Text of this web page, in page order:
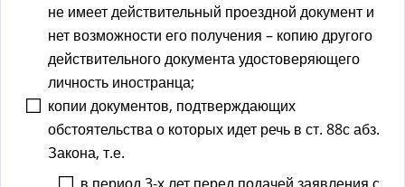
не имеет действительный проездной документ и
нет возможности его получения – копию другого
действительного документа удостоверяющего
личность иностранца;
копии документов, подтверждающих
обстоятельства о которых идет речь в ст. 88с абз.
Закона, т.е.